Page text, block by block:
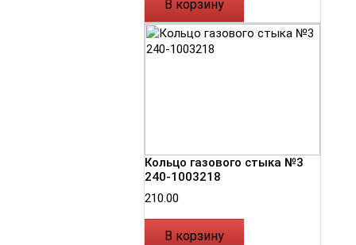
В корзину
Кольцо газового стыка №3
240-1003218
210.00
В корзину